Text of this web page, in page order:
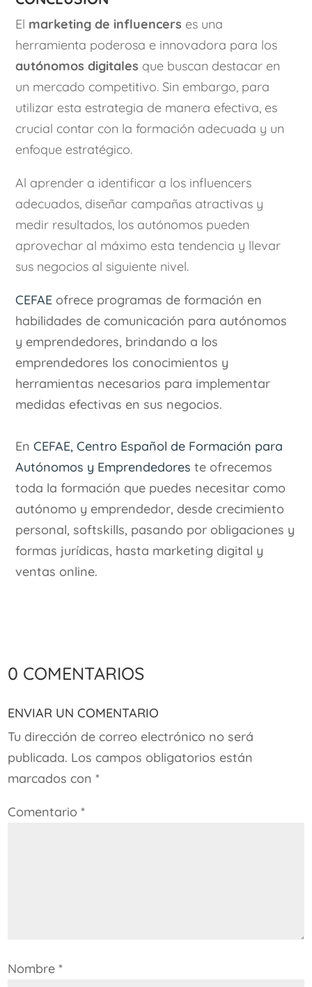
El marketing de influencers es una
herramienta poderosa e innovadora para los
autónomos digitales que buscan destacar en
un mercado competitivo. Sin embargo, para
utilizar esta estrategia de manera efectiva, es
crucial contar con la formación adecuada y un
enfoque estratégico.
Al aprender a identificar a los influencers
adecuados, diseñar campañas atractivas y
medir resultados, los autónomos pueden
aprovechar al máximo esta tendencia y llevar
sus negocios al siguiente nivel.
CEFAEofrece programas de formación en
habilidades de comunicación para autónomos
y emprendedores, brindando a los
emprendedores los conocimientos y
herramientas necesarios para implementar
medidas efectivas en sus negocios.
En CEFAE, Centro Español de Formación para
Autónomos y Emprendedores te ofrecemos
toda la formación que puedes necesitar como
autónomo y emprendedor, desde crecimiento
personal, softskills, pasando por obligaciones y
formas jurídicas, hasta marketing digital y
ventas online.
0 comentarios
Enviar un comentario
Tu dirección de correo electrónico no será
publicada. Los campos obligatorios están
marcados con*
Comentario*
Nombre*